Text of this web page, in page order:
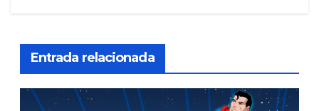
Entrada relacionada